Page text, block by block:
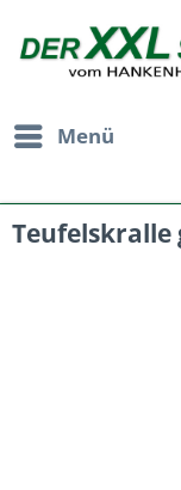
Menü
Teufelskralle